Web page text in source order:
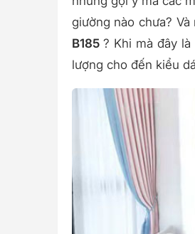
giường nào chưa?
B185 ? Khi mà đây
lượng cho đến kiểu